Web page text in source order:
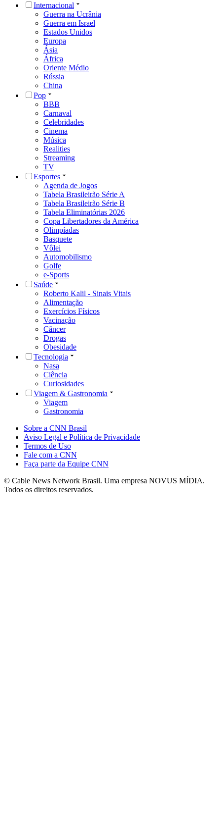
Internacional
Guerra na Ucrânia
Guerra em Israel
Estados Unidos
Europa
Ásia
África
Oriente Médio
Rússia
China
Pop
BBB
Carnaval
Celebridades
Cinema
Música
Realities
Streaming
TV
Esportes
Agenda de Jogos
Tabela Brasileirão Série A
Tabela Brasileirão Série B
Tabela Eliminatórias 2026
Copa Libertadores da América
Olimpíadas
Basquete
Vôlei
Automobilismo
Golfe
e-Sports
Saúde
Roberto Kalil - Sinais Vitais
Alimentação
Exercícios Físicos
Vacinação
Câncer
Drogas
Obesidade
Tecnologia
Nasa
Ciência
Curiosidades
Viagem & Gastronomia
Viagem
Gastronomia
Sobre a CNN Brasil
Aviso Legal e Política de Privacidade
Termos de Uso
Fale com a CNN
Faça parte da Equipe CNN
© Cable News Network Brasil. Uma empresa NOVUS MÍDIA.
Todos os direitos reservados.